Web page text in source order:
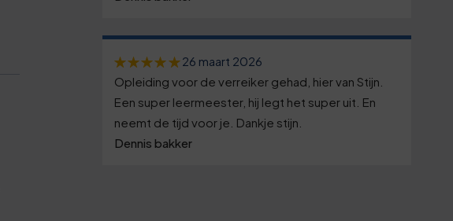
26 maart 2026
Opleiding voor de verreiker gehad, hier van Stijn.
Een super leermeester, hij legt het super uit. En
neemt de tijd voor je. Dankje stijn.
Dennis bakker